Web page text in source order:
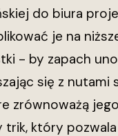
do biura
je na
- by zapach
się z nutami
zrównoważą
który